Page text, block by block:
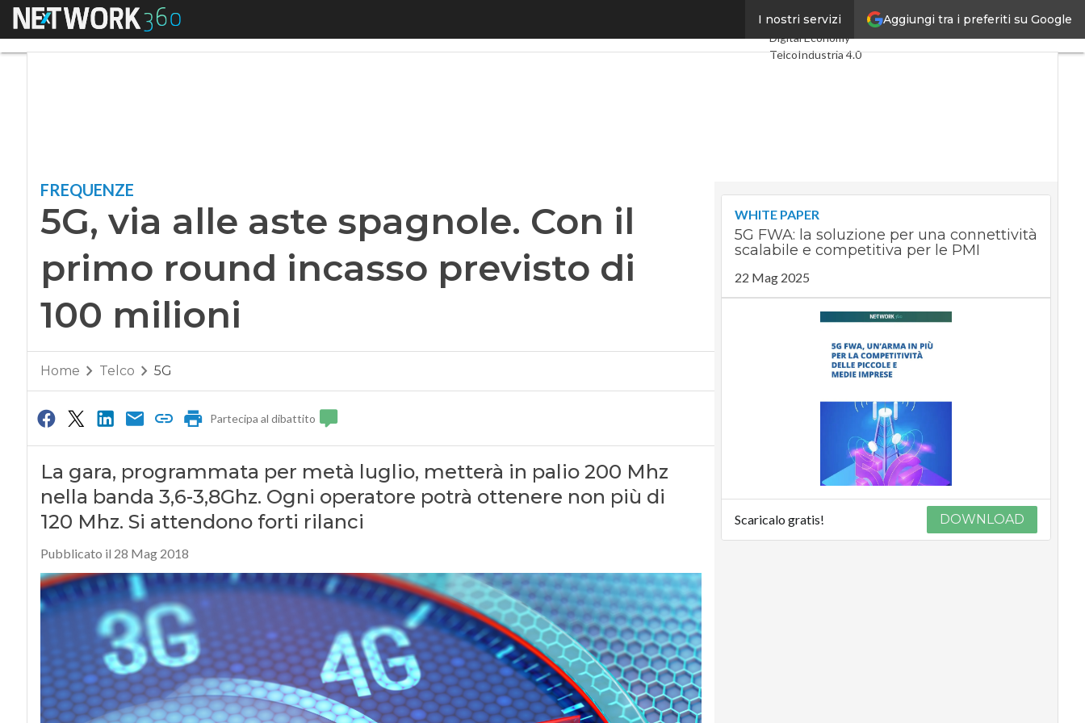
Aggiungi tra i preferiti su Google
I nostri servizi
Menu 5G, via alle aste spagnole. Con il primo round incasso previsto di 100 milioniUltimi articoli
Digital Economy
TelcoIndustria 4.0
FREQUENZE
5G, via alle aste spagnole. Con il
primo round incasso previsto di
100 milioni
Home Telco 5G
Partecipa al dibattito
La gara, programmata per metà luglio, metterà in palio 200 Mhz
nella banda 3,6-3,8Ghz. Ogni operatore potrà ottenere non più di
120 Mhz. Si attendono forti rilanci
Pubblicato il 28 Mag 2018
WHITE PAPER
5G FWA: la soluzione per una connettività
scalabile e competitiva per le PMI
22 Mag 2025
Scaricalo gratis! DOWNLOAD